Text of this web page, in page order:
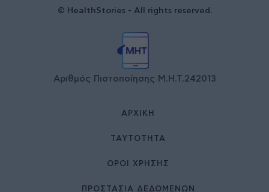
© HealthStories - All rights reserved.
Αριθμός Πιστοποίησης Μ.Η.Τ.242013
ΑΡΧΙΚΉ
ΤΑΥΤΌΤΗΤΑ
ΌΡΟΙ ΧΡΉΣΗΣ
ΠΡΟΣΤΑΣΙΑ ΔΕΔΟΜΕΝΩΝ